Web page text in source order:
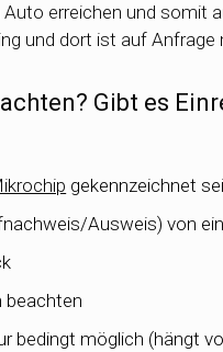
erreichen und somit
und dort ist auf
Gibt es
gekennzeichnet
Ausweis) von
beachten
bedingt möglich (hängt